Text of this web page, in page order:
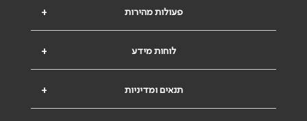
+ פעולות מהירות
+ לוחות מידע
+ תנאים ומדיניות